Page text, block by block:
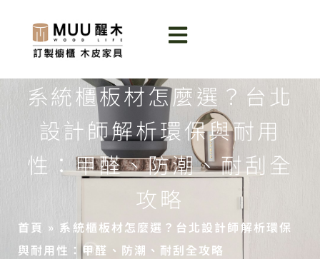
系統櫃板材怎麼選？台北
設計師解析環保與耐用
性：甲醛、防潮、耐刮全
攻略
首頁 » 系統櫃板材怎麼選？台北設計師解析環保
與耐用性：甲醛、防潮、耐刮全攻略